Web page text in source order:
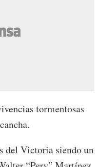
tormentosas
del Victoria siendo un